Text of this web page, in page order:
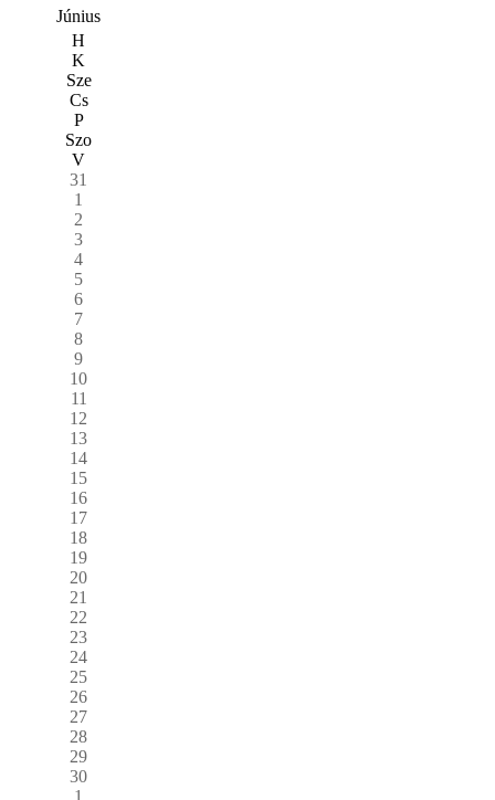
Június
H
K
Sze
Cs
P
Szo
V
31
1
2
3
4
5
6
7
8
9
10
11
12
13
14
15
16
17
18
19
20
21
22
23
24
25
26
27
28
29
30
1